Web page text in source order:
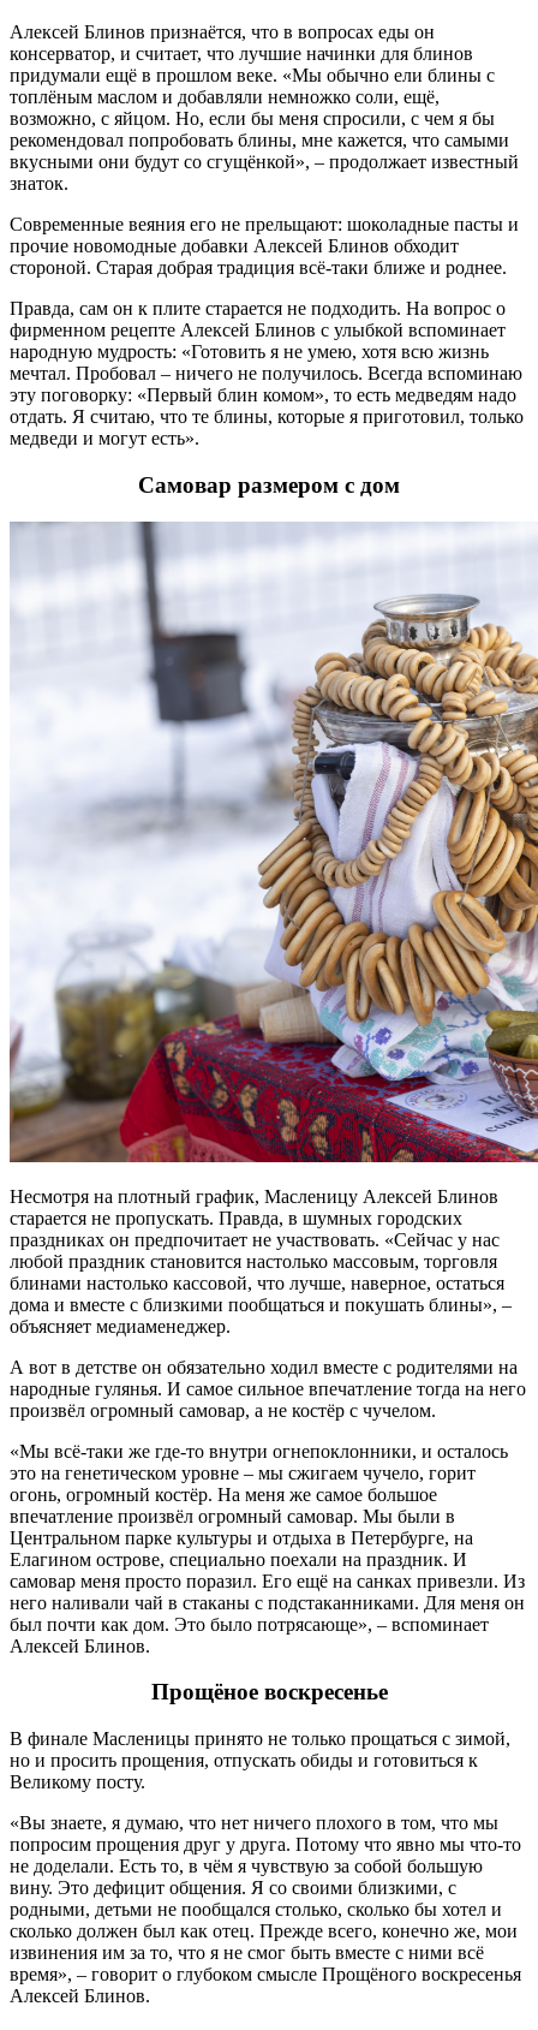
Алексей Блинов признаётся, что в вопросах еды он
консерватор, и считает, что лучшие начинки для блинов
придумали ещё в прошлом веке. «Мы обычно ели блины с
топлёным маслом и добавляли немножко соли, ещё,
возможно, с яйцом. Но, если бы меня спросили, с чем я бы
рекомендовал попробовать блины, мне кажется, что самыми
вкусными они будут со сгущёнкой», – продолжает известный
знаток.
Современные веяния его не прельщают: шоколадные пасты и
прочие новомодные добавки Алексей Блинов обходит
стороной. Старая добрая традиция всё-таки ближе и роднее.
Правда, сам он к плите старается не подходить. На вопрос о
фирменном рецепте Алексей Блинов с улыбкой вспоминает
народную мудрость: «Готовить я не умею, хотя всю жизнь
мечтал. Пробовал – ничего не получилось. Всегда вспоминаю
эту поговорку: «Первый блин комом», то есть медведям надо
отдать. Я считаю, что те блины, которые я приготовил, только
медведи и могут есть».
Самовар размером с дом
Несмотря на плотный график, Масленицу Алексей Блинов
старается не пропускать. Правда, в шумных городских
праздниках он предпочитает не участвовать. «Сейчас у нас
любой праздник становится настолько массовым, торговля
блинами настолько кассовой, что лучше, наверное, остаться
дома и вместе с близкими пообщаться и покушать блины», –
объясняет медиаменеджер.
А вот в детстве он обязательно ходил вместе с родителями на
народные гулянья. И самое сильное впечатление тогда на него
произвёл огромный самовар, а не костёр с чучелом.
«Мы всё-таки же где-то внутри огнепоклонники, и осталось
это на генетическом уровне – мы сжигаем чучело, горит
огонь, огромный костёр. На меня же самое большое
впечатление произвёл огромный самовар. Мы были в
Центральном парке культуры и отдыха в Петербурге, на
Елагином острове, специально поехали на праздник. И
самовар меня просто поразил. Его ещё на санках привезли. Из
него наливали чай в стаканы с подстаканниками. Для меня он
был почти как дом. Это было потрясающе», – вспоминает
Алексей Блинов.
Прощёное воскресенье
В финале Масленицы принято не только прощаться с зимой,
но и просить прощения, отпускать обиды и готовиться к
Великому посту.
«Вы знаете, я думаю, что нет ничего плохого в том, что мы
попросим прощения друг у друга. Потому что явно мы что-то
не доделали. Есть то, в чём я чувствую за собой большую
вину. Это дефицит общения. Я со своими близкими, с
родными, детьми не пообщался столько, сколько бы хотел и
сколько должен был как отец. Прежде всего, конечно же, мои
извинения им за то, что я не смог быть вместе с ними всё
время», – говорит о глубоком смысле Прощёного воскресенья
Алексей Блинов.